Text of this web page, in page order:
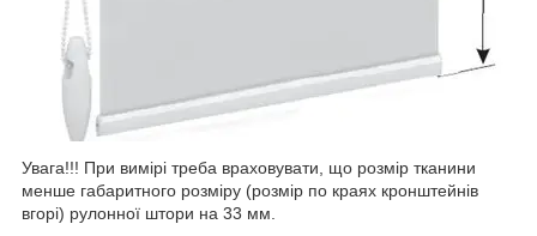
Увага!!! При вимірі треба враховувати, що розмір тканини
менше габаритного розміру (розмір по краях кронштейнів
вгорі) рулонної штори на 33 мм.